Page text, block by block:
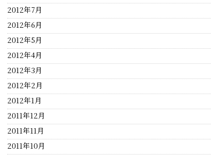
2012年7月
2012年6月
2012年5月
2012年4月
2012年3月
2012年2月
2012年1月
2011年12月
2011年11月
2011年10月